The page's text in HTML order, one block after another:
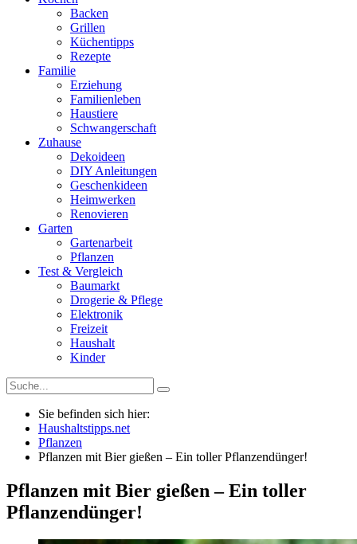
Backen
Grillen
Küchentipps
Rezepte
Familie
Erziehung
Familienleben
Haustiere
Schwangerschaft
Zuhause
Dekoideen
DIY Anleitungen
Geschenkideen
Heimwerken
Renovieren
Garten
Gartenarbeit
Pflanzen
Test & Vergleich
Baumarkt
Drogerie & Pflege
Elektronik
Freizeit
Haushalt
Kinder
Sie befinden sich hier:
Haushaltstipps.net
Pflanzen
Pflanzen mit Bier gießen – Ein toller Pflanzendünger!
Pflanzen mit Bier gießen – Ein toller
Pflanzendünger!